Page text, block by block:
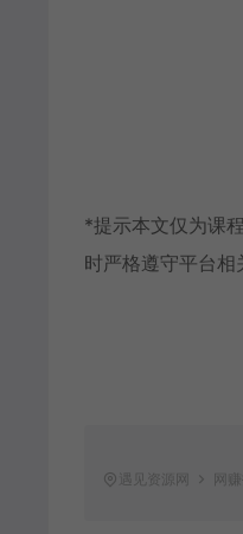
*提示本文仅为课
时严格遵守平台
遇见资源网 网赚